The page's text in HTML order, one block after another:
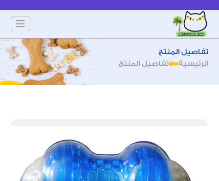
تفاصيل المنتج
الرئيسية
تفاصيل المنتج